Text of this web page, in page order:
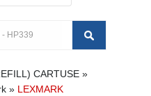
CARTUSE »
» LEXMARK